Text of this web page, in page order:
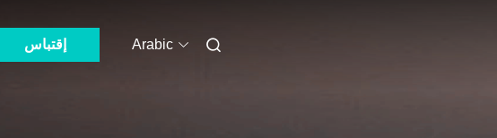
إقتباس Arabic